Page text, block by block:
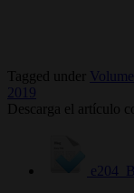
Tagged under
2019
Descarga el artículo